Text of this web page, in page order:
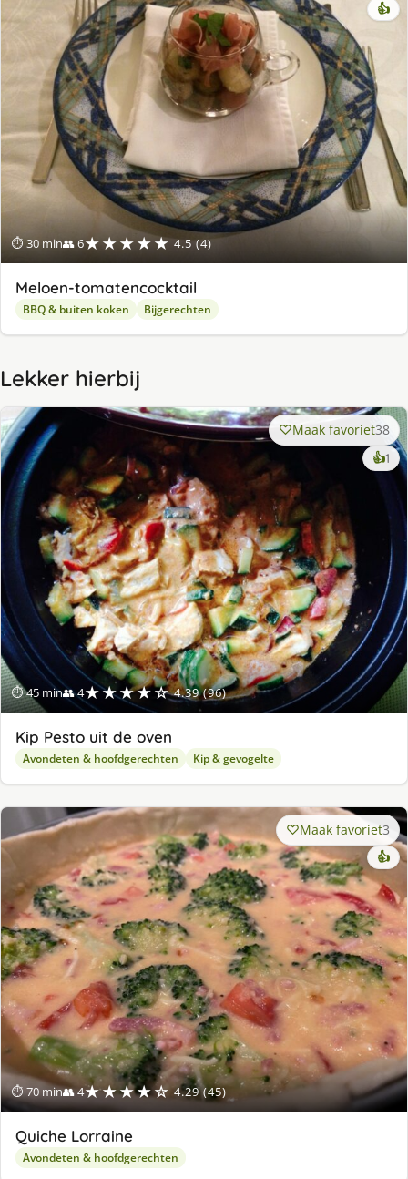
⏱ 30 min👥 6★★★★★ 4.5 (4)
👍
Meloen-tomatencocktail
BBQ & buiten koken Bijgerechten
Lekker hierbij
⏱ 45 min👥 4★★★★☆ 4.39 (96)
Maak favoriet38
👍1
Kip Pesto uit de oven
Avondeten & hoofdgerechten Kip & gevogelte
⏱ 70 min👥 4★★★★☆ 4.29 (45)
Maak favoriet3
👍
Quiche Lorraine
Avondeten & hoofdgerechten